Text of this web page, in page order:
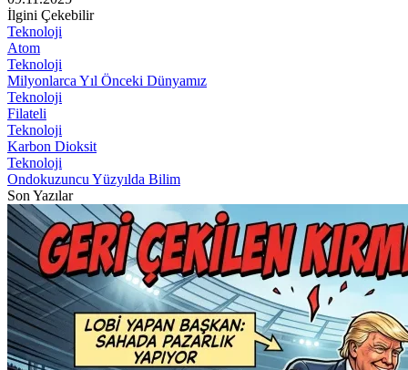
İlgini Çekebilir
Teknoloji
Atom
Teknoloji
Milyonlarca Yıl Önceki Dünyamız
Teknoloji
Filateli
Teknoloji
Karbon Dioksit
Teknoloji
Ondokuzuncu Yüzyılda Bilim
Son Yazılar